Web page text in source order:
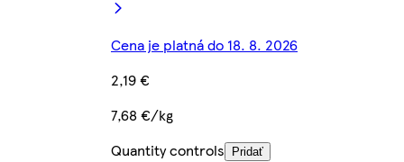
Cena je platná do 18. 8. 2026
2,19 €
7,68 €/kg
Quantity controls
Pridať